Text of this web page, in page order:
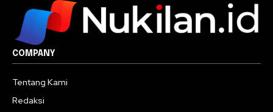
COMPANY
Tentang Kami
Redaksi